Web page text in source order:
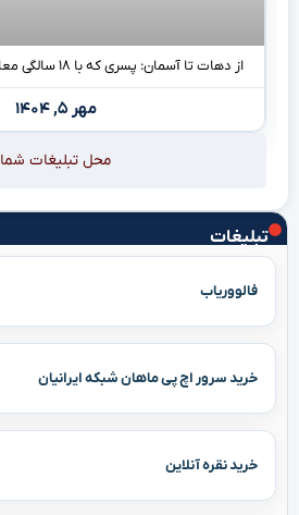
تبلیغات
فالووریاب
خرید سرور اچ پی ماهان شبکه ایرانیان
خرید نقره آنلاین
از دهات تا آسمان: پسری که با ۱۸ سالگی معادلات فضا را بهم ریخت!
مهر ۵, ۱۴۰۴
محل تبلیغات شما